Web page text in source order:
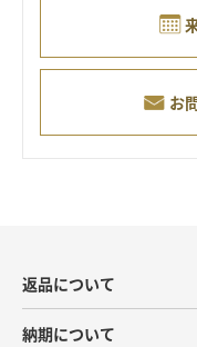
お
返品について
納期について